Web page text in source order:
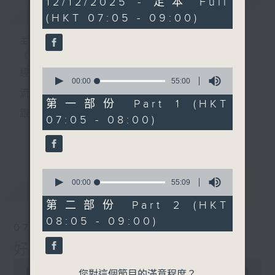
簡介 GIST
主持人：葉宇波
流行曲，感受當下這Young的時刻。
跟隨音樂的flow，溫故，知新。
香港電台普通話台《好Young音樂》！
節目版塊包括：晨曲悠揚、好Young主題、粵語播
星期一至五早七點，
《好Young音樂》
葉宇波為你呈現音樂好模Young！
最新 LATEST
07/08/2026
好Young音樂
1:49:59
hour,
49
minutes,
59
seconds
(HKT 07:05 - 09:00)
seconds
55
minutes,
0
seconds
00:00 55:00
第一部份 Part 1 (HKT
07:05 - 08:00)
seconds
55
minutes,
9
seconds
00:00 55:09
第二部份 Part 2 (HKT
08:05 - 09:00)